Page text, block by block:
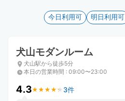
the
keyboard
shortcuts
for
changing
dates.
mark
key
the
keyboard
shortcuts
for
changing
dates.
今日利用可 明日利用可
犬山モダンルーム
犬山駅から徒歩5分
本日の営業時間 : 09:00〜23:00
4.3★ ★ ★ ★ ★
★ ★ ★ ★ ★ 3件